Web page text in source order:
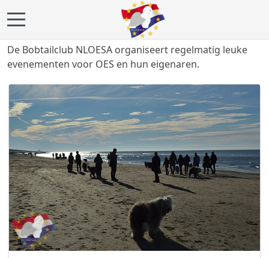
Mobile Menu Toggle
De Bobtailclub NLOESA organiseert regelmatig leuke
evenementen voor OES en hun eigenaren.